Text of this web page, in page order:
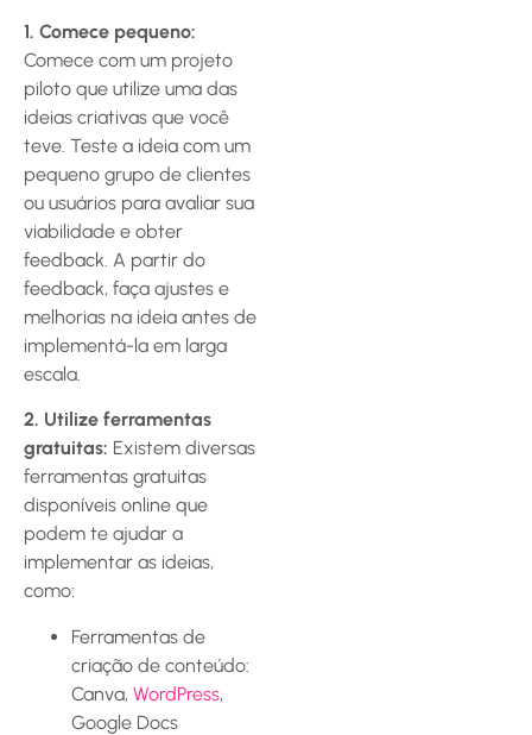
1. Comece pequeno:
Comece com um projeto
piloto que utilize uma das
ideias criativas que você
teve. Teste a ideia com um
pequeno grupo de clientes
ou usuários para avaliar sua
viabilidade e obter
feedback. A partir do
feedback, faça ajustes e
melhorias na ideia antes de
implementá-la em larga
escala.
2. Utilize ferramentas
gratuitas: Existem diversas
ferramentas gratuitas
disponíveis online que
podem te ajudar a
implementar as ideias,
como:
Ferramentas de
criação de conteúdo:
Canva, WordPress,
Google Docs